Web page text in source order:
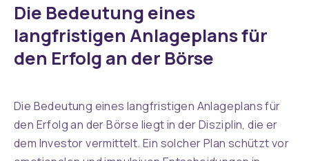
Die Bedeutung eines
langfristigen Anlageplans für
den Erfolg an der Börse
Die Bedeutung eines langfristigen Anlageplans für
den Erfolg an der Börse liegt in der Disziplin, die er
dem Investor vermittelt. Ein solcher Plan schützt vor